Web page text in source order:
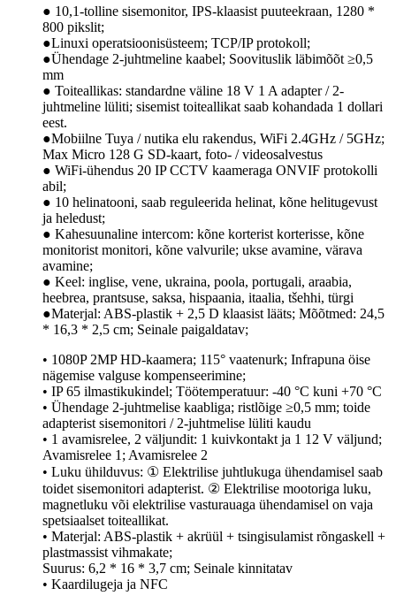
● 10,1-tolline sisemonitor, IPS-klaasist puuteekraan, 1280 *
800 pikslit;
●Linuxi operatsioonisüsteem; TCP/IP protokoll;
●Ühendage 2-juhtmeline kaabel; Soovituslik läbimõõt ≥0,5
mm
● Toiteallikas: standardne väline 18 V 1 A adapter / 2-
juhtmeline lüliti; sisemist toiteallikat saab kohandada 1 dollari
eest.
●Mobiilne Tuya / nutika elu rakendus, WiFi 2.4GHz / 5GHz;
Max Micro 128 G SD-kaart, foto- / videosalvestus
● WiFi-ühendus 20 IP CCTV kaameraga ONVIF protokolli
abil;
● 10 helinatooni, saab reguleerida helinat, kõne helitugevust
ja heledust;
● Kahesuunaline intercom: kõne korterist korterisse, kõne
monitorist monitori, kõne valvurile; ukse avamine, värava
avamine;
● Keel: inglise, vene, ukraina, poola, portugali, araabia,
heebrea, prantsuse, saksa, hispaania, itaalia, tšehhi, türgi
●Materjal: ABS-plastik + 2,5 D klaasist lääts; Mõõtmed: 24,5
* 16,3 * 2,5 cm; Seinale paigaldatav;
• 1080P 2MP HD-kaamera; 115° vaatenurk; Infrapuna öise
nägemise valguse kompenseerimine;
• IP 65 ilmastikukindel; Töötemperatuur: -40 °C kuni +70 °C
• Ühendage 2-juhtmelise kaabliga; ristlõige ≥0,5 mm; toide
adapterist sisemonitori / 2-juhtmelise lüliti kaudu
• 1 avamisrelee, 2 väljundit: 1 kuivkontakt ja 1 12 V väljund;
Avamisrelee 1; Avamisrelee 2
• Luku ühilduvus: ① Elektrilise juhtlukuga ühendamisel saab
toidet sisemonitori adapterist. ② Elektrilise mootoriga luku,
magnetluku või elektrilise vasturauaga ühendamisel on vaja
spetsiaalset toiteallikat.
• Materjal: ABS-plastik + akrüül + tsingisulamist rõngaskell +
plastmassist vihmakate;
Suurus: 6,2 * 16 * 3,7 cm; Seinale kinnitatav
• Kaardilugeja ja NFC